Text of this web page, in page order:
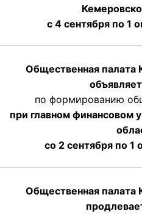
с 4 сентября по 1
Общественная палата
по формированию
при главном финансовом
со 2 сентября по 1
Общественная палата